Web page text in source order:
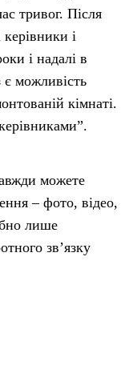
тривог. Після
і
і надалі в
можливість
кімнаті.
можете
– фото, відео,
лише
зв’язку